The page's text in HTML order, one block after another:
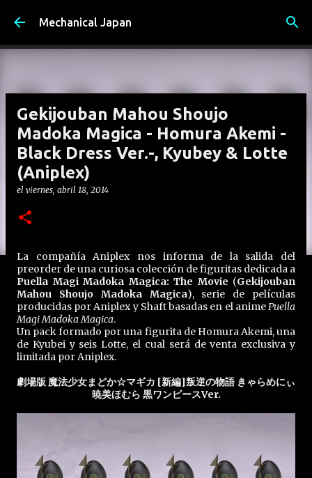
Ir al contenido principal
Mechanical Japan
Gekijouban Mahou Shoujo
Madoka Magica - Homura Akemi -
Black Dress Ver.-, Kyubey & Lotte
(Aniplex)
el viernes, abril 18, 2014
La compañía Aniplex nos informa de la salida del
preorder de una curiosa colección de figuritas dedicada a
Puella Magi Madoka Magica: The Movie (Gekijouban
Mahou Shoujo Madoka Magica), serie de películas
producidas por Aniplex y Shaft basadas en el animePuella
Magi Madoka Magica.
Un pack formado por una figurita de Homura Akemi, una
de Kyubei y seis Lotte, el cual será de venta exclusiva y
limitada por Aniplex.
劇場版 魔法少女まどか☆マギカ [新編]叛逆の物語 きゃらめにぃ
暁美ほむら 黒ワンピースVer.